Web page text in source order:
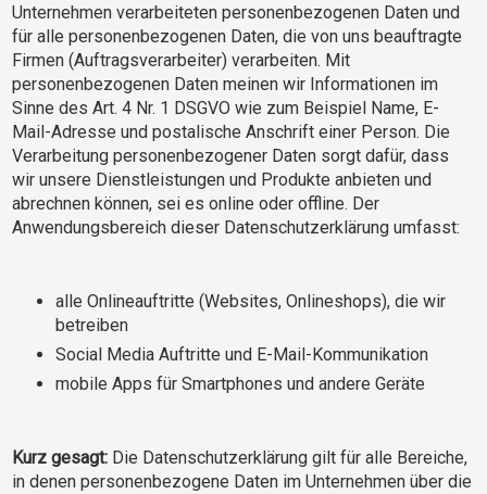
Unternehmen verarbeiteten personenbezogenen Daten und
für alle personenbezogenen Daten, die von uns beauftragte
Firmen (Auftragsverarbeiter) verarbeiten. Mit
personenbezogenen Daten meinen wir Informationen im
Sinne des Art. 4 Nr. 1 DSGVO wie zum Beispiel Name, E-
Mail-Adresse und postalische Anschrift einer Person. Die
Verarbeitung personenbezogener Daten sorgt dafür, dass
wir unsere Dienstleistungen und Produkte anbieten und
abrechnen können, sei es online oder offline. Der
Anwendungsbereich dieser Datenschutzerklärung umfasst:
alle Onlineauftritte (Websites, Onlineshops), die wir
betreiben
Social Media Auftritte und E-Mail-Kommunikation
mobile Apps für Smartphones und andere Geräte
Kurz gesagt: Die Datenschutzerklärung gilt für alle Bereiche,
in denen personenbezogene Daten im Unternehmen über die